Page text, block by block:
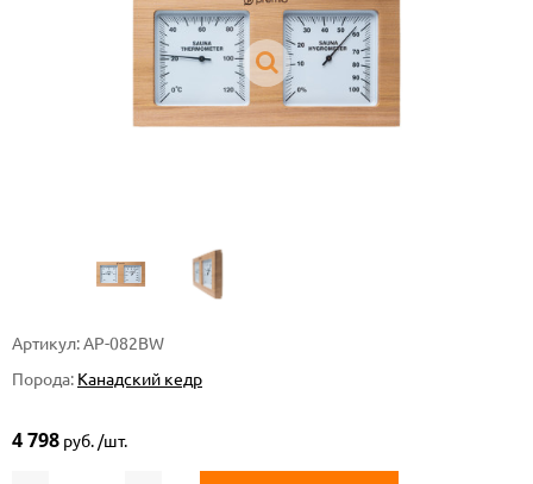
Артикул: AP-082BW
Порода: Канадский кедр
4 798 руб. /шт.